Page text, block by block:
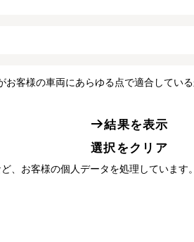
客様の車両にあらゆる点で適合してい
結果を表示
選択をクリア
、お客様の個人データを処理していま